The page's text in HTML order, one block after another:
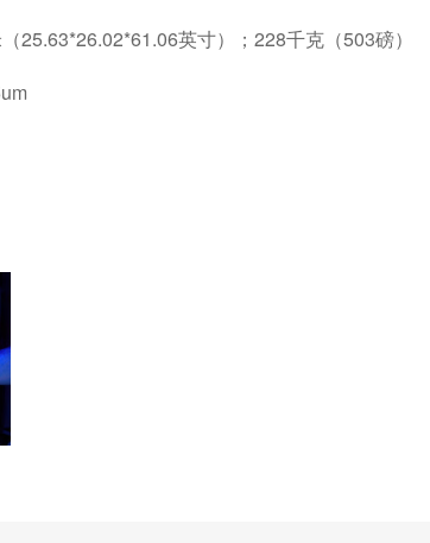
25.63*26.02*61.06英寸）；228千克（503磅）